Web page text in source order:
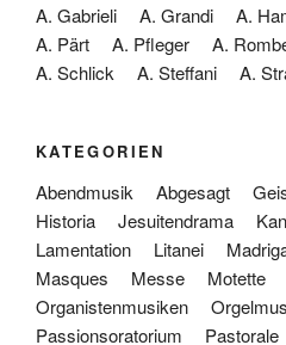
A. Gabrieli
A. Grandi A.
A. Pärt
A. Pfleger A.
A. Schlick
A. Steffani A.
KATEGORIEN
Abendmusik Abgesagt
Historia
Jesuitendrama
Lamentation
Litanei
Masques
Messe Motette
Organistenmusiken
Passionsoratorium
Pastorale